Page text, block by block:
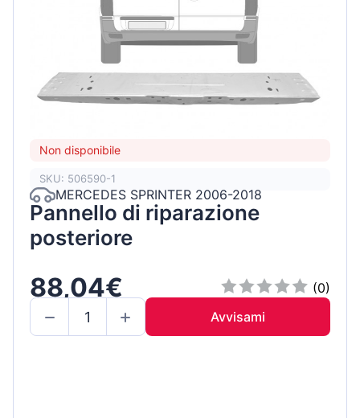
Non disponibile
SKU: 506590-1
MERCEDES SPRINTER 2006-2018
Pannello di riparazione
posteriore
88,04€
(0)
Avvisami